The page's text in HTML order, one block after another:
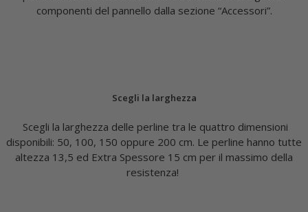
Componi il tuo Frangivista Fai da te: